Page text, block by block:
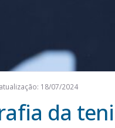
18/07/2024
da